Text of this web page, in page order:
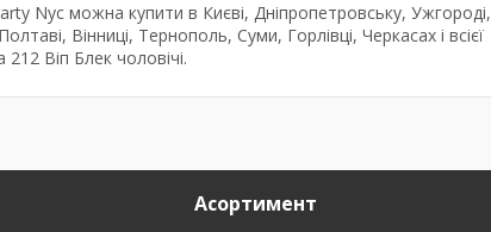
Nyc можна купити в Києві, Дніпропетровську, Ужгороді,
Вінниці, Тернополь, Суми, Горлівці, Черкасах і всієї
Віп Блек чоловічі.
Асортимент